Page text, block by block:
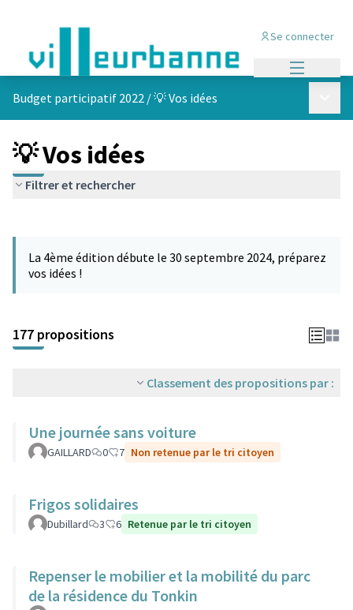
Se connecter
Budget participatif 2022 /💡 Vos idées
💡 Vos idées
Filtrer et rechercher
−
La 4ème édition débute le 30 septembre 2024, préparez
vos idées !
177 propositions
Classement des propositions par :
Une journée sans voiture
GAILLARD 0 7 Non retenue par le tri citoyen
Frigos solidaires
Dubillard 3 6 Retenue par le tri citoyen
Repenser le mobilier et la mobilité du parc
de la résidence du Tonkin